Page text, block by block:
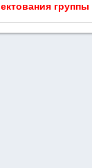
группы